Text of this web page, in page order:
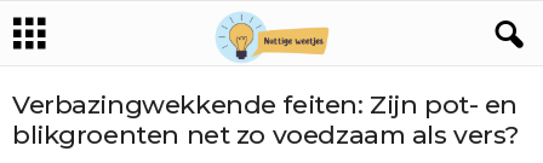
Verbazingwekkende feiten: Zijn pot- en
blikgroenten net zo voedzaam als vers?